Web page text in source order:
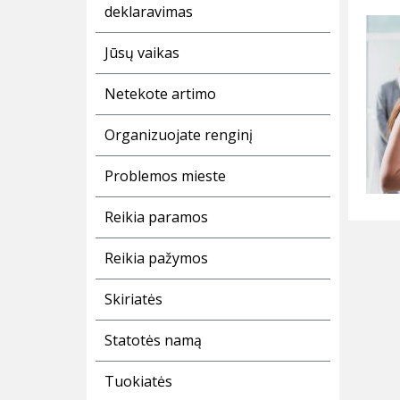
deklaravimas
Jūsų vaikas
Netekote artimo
Organizuojate renginį
Problemos mieste
Reikia paramos
Reikia pažymos
Skiriatės
Statotės namą
Tuokiatės